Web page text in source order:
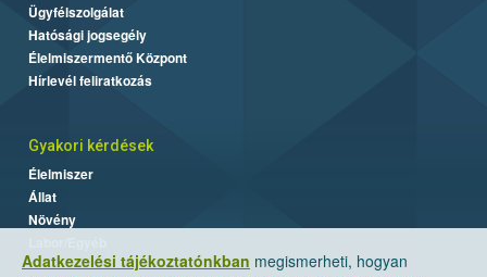
Adatkezelési tájékoztatónkban megismerheti, hogyan
Ügyfélszolgálat
Hatósági jogsegély
Élelmiszermentő Központ
Hírlevél feliratkozás
Gyakori kérdések
Élelmiszer
Állat
Növény